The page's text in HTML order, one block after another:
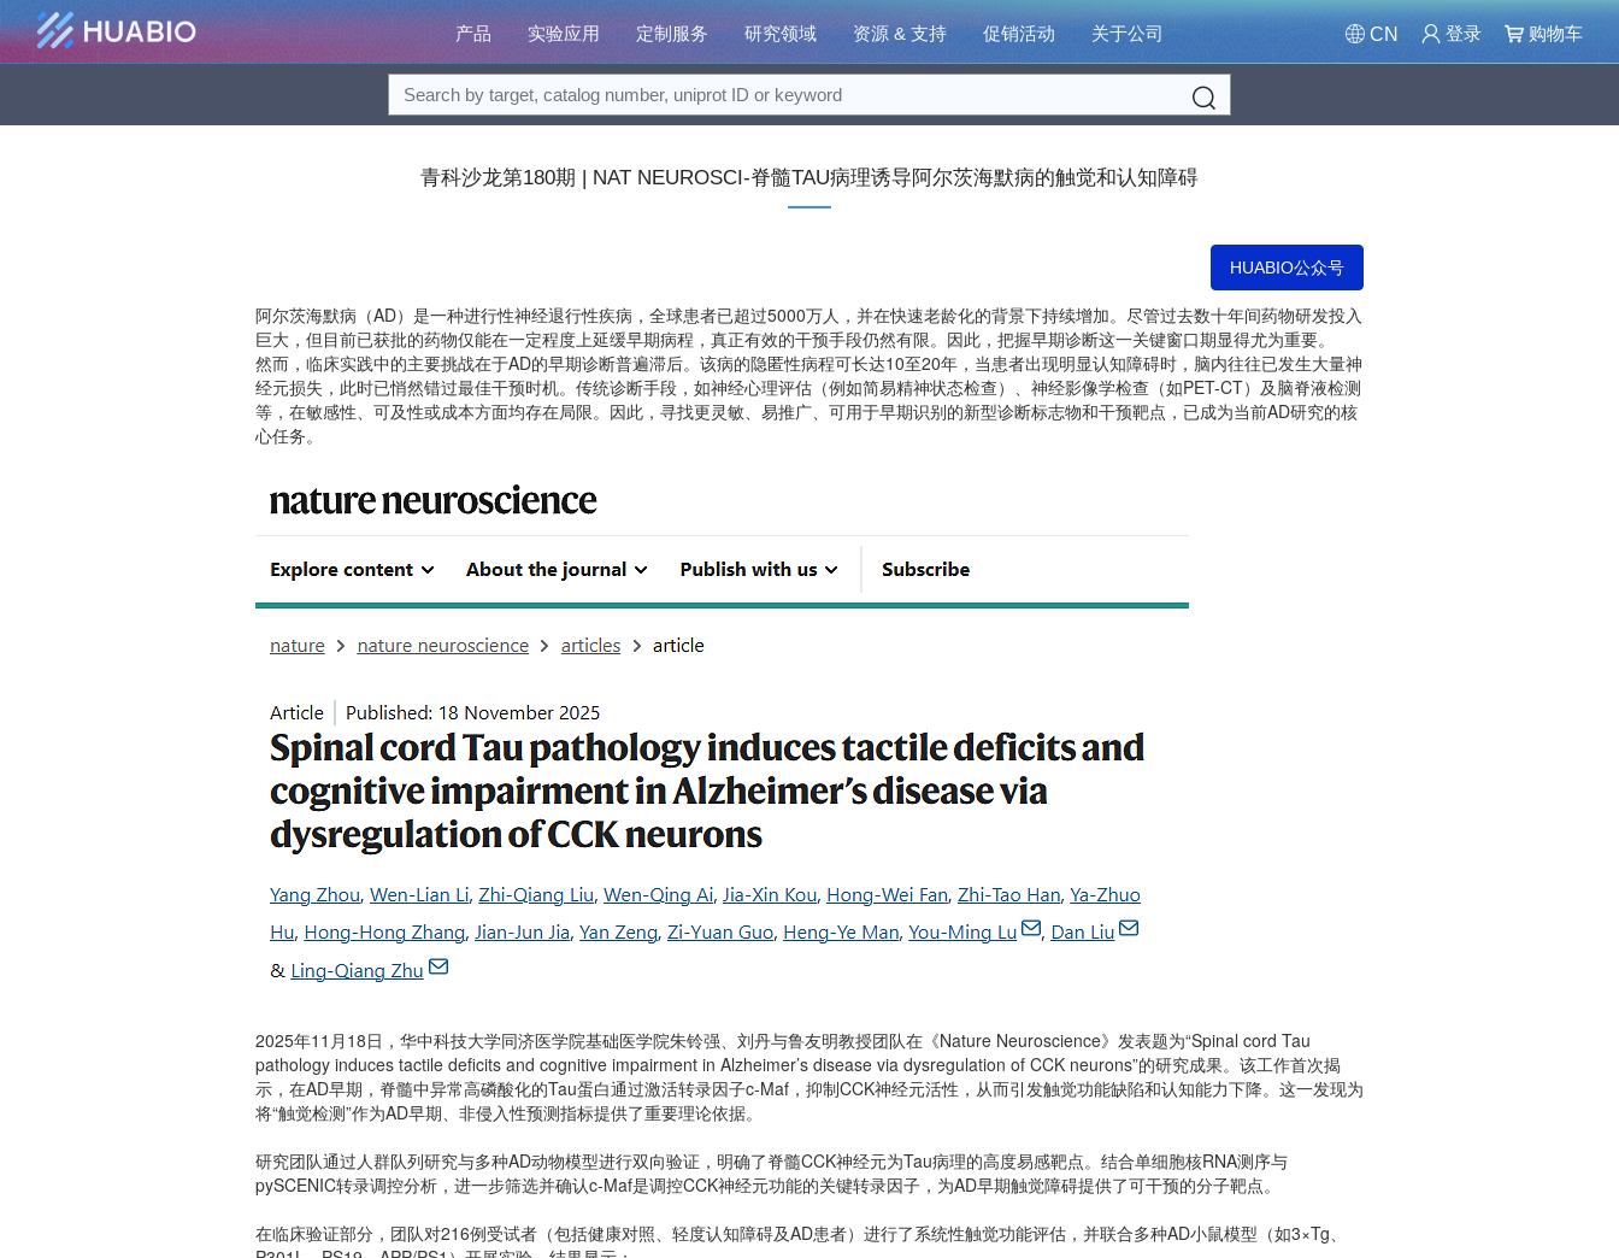
产品 实验应用 定制服务 研究领域 资源 & 支持 促销活动 关于公司 CN 登录 购物车
青科沙龙第180期 | NAT NEUROSCI-脊髓TAU病理诱导阿尔茨海默病的触觉和认知障碍
HUABIO公众号
阿尔茨海默病（AD）是一种进行性神经退行性疾病，全球患者已超过5000万人，并在快速老龄化的背景下持续增加。尽管过去数十年间药物研发投入
巨大，但目前已获批的药物仅能在一定程度上延缓早期病程，真正有效的干预手段仍然有限。因此，把握早期诊断这一关键窗口期显得尤为重要。
然而，临床实践中的主要挑战在于AD的早期诊断普遍滞后。该病的隐匿性病程可长达10至20年，当患者出现明显认知障碍时，脑内往往已发生大量神
经元损失，此时已悄然错过最佳干预时机。传统诊断手段，如神经心理评估（例如简易精神状态检查）、神经影像学检查（如PET-CT）及脑脊液检测
等，在敏感性、可及性或成本方面均存在局限。因此，寻找更灵敏、易推广、可用于早期识别的新型诊断标志物和干预靶点，已成为当前AD研究的核
心任务。
2025年11月18日，华中科技大学同济医学院基础医学院朱铃强、刘丹与鲁友明教授团队在《Nature Neuroscience》发表题为“Spinal cord Tau
pathology induces tactile deficits and cognitive impairment in Alzheimer’s disease via dysregulation of CCK neurons”的研究成果。该工作首次揭
示，在AD早期，脊髓中异常高磷酸化的Tau蛋白通过激活转录因子c-Maf，抑制CCK神经元活性，从而引发触觉功能缺陷和认知能力下降。这一发现为
将“触觉检测”作为AD早期、非侵入性预测指标提供了重要理论依据。
研究团队通过人群队列研究与多种AD动物模型进行双向验证，明确了脊髓CCK神经元为Tau病理的高度易感靶点。结合单细胞核RNA测序与
pySCENIC转录调控分析，进一步筛选并确认c-Maf是调控CCK神经元功能的关键转录因子，为AD早期触觉障碍提供了可干预的分子靶点。
在临床验证部分，团队对216例受试者（包括健康对照、轻度认知障碍及AD患者）进行了系统性触觉功能评估，并联合多种AD小鼠模型（如3×Tg、